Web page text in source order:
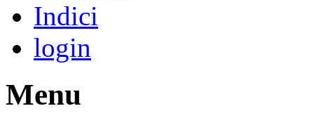
Indici
login
Menu